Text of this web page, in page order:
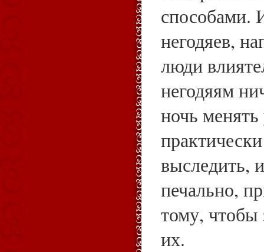
способами.
негодяев,
люди
негодяям
ночь
выследить,
печально,
тому,
их.